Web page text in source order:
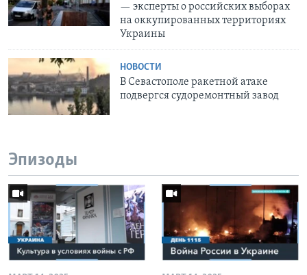
— эксперты о российских выборах
на оккупированных территориях
Украины
НОВОСТИ
В Севастополе ракетной атаке
подвергся судоремонтный завод
Эпизоды